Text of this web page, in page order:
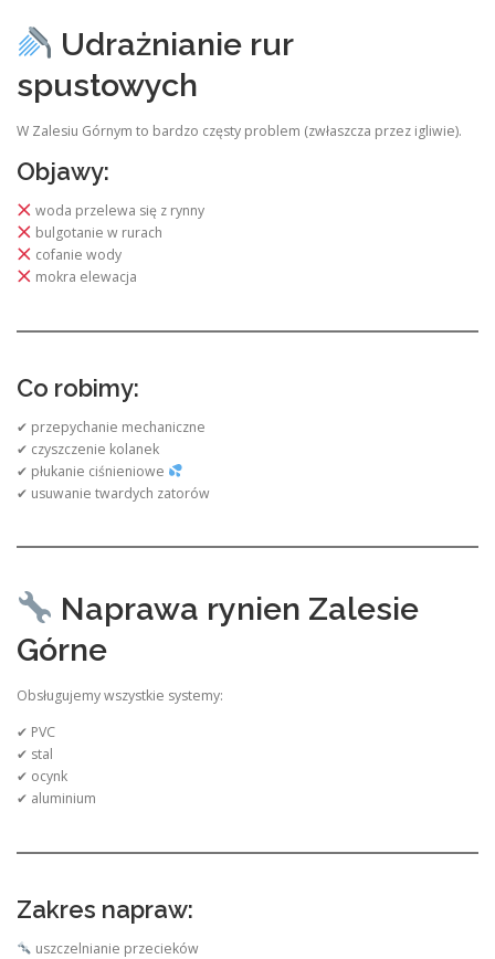
Udrażnianie rur
spustowych
W Zalesiu Górnym to bardzo częsty problem (zwłaszcza przez igliwie).
Objawy:
woda przelewa się z rynny
bulgotanie w rurach
cofanie wody
mokra elewacja
Co robimy:
✔ przepychanie mechaniczne
✔ czyszczenie kolanek
✔ płukanie ciśnieniowe
✔ usuwanie twardych zatorów
Naprawa rynien Zalesie
Górne
Obsługujemy wszystkie systemy:
✔ PVC
✔ stal
✔ ocynk
✔ aluminium
Zakres napraw:
uszczelnianie przecieków